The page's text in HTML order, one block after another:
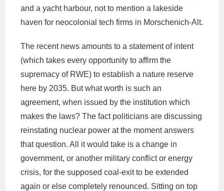
and a yacht harbour, not to mention a lakeside
haven for neocolonial tech firms in Morschenich-Alt.
The recent news amounts to a statement of intent
(which takes every opportunity to affirm the
supremacy of RWE) to establish a nature reserve
here by 2035. But what worth is such an
agreement, when issued by the institution which
makes the laws? The fact politicians are discussing
reinstating nuclear power at the moment answers
that question. All it would take is a change in
government, or another military conflict or energy
crisis, for the supposed coal-exit to be extended
again or else completely renounced. Sitting on top